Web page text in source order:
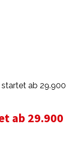
startet ab 29.900
ab 29.900